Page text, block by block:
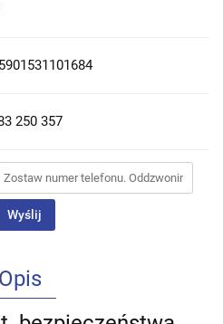
5901531101684
250 357
Wyślij
Opis